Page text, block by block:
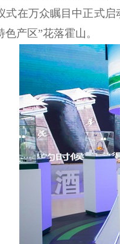
式在万众瞩目中正式
产区”花落霍山。